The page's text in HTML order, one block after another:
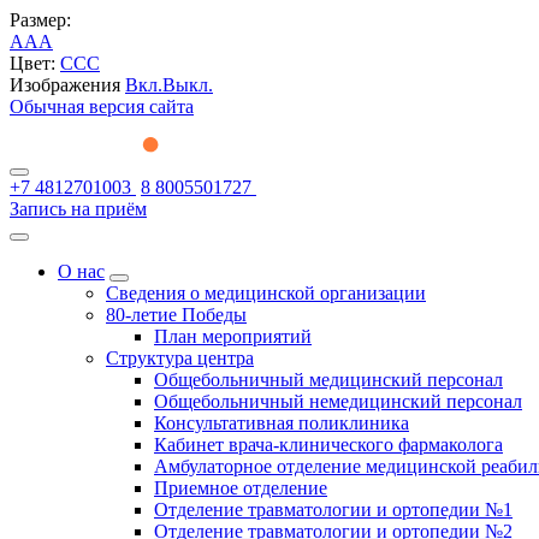
Размер:
AAA
Цвет: CCC
Изображения Вкл.Выкл.
Обычная версия сайта
+7 4812701003 8 8005501727
Запись на приём
О нас
Сведения о медицинской организации
80-летие Победы
План мероприятий
Структура центра
Общебольничный медицинский персонал
Общебольничный немедицинский персонал
Консультативная поликлиника
Кабинет врача-клинического фармаколога
Амбулаторное отделение медицинской
Приемное отделение
Отделение травматологии и ортопедии №1
Отделение травматологии и ортопедии №2